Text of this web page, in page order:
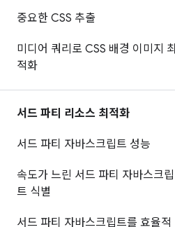
중요한 CSS 추출
미디어 쿼리로 CSS 배경 이미지 최
적화
서드 파티 리소스 최적화
서드 파티 자바스크립트 성능
속도가 느린 서드 파티 자바스크립
트 식별
서드 파티 자바스크립트를 효율적